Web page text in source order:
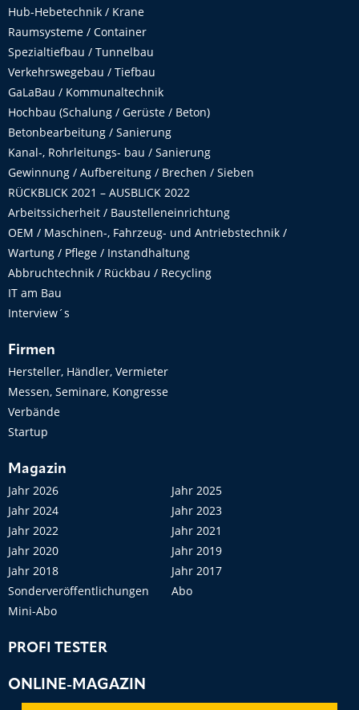
Hub-Hebetechnik / Krane
Raumsysteme / Container
Spezialtiefbau / Tunnelbau
Verkehrswegebau / Tiefbau
GaLaBau / Kommunaltechnik
Hochbau (Schalung / Gerüste / Beton)
Betonbearbeitung / Sanierung
Kanal-, Rohrleitungs- bau / Sanierung
Gewinnung / Aufbereitung / Brechen / Sieben
RÜCKBLICK 2021 – AUSBLICK 2022
Arbeitssicherheit / Baustelleneinrichtung
OEM / Maschinen-, Fahrzeug- und Antriebstechnik /
Wartung / Pflege / Instandhaltung
Abbruchtechnik / Rückbau / Recycling
IT am Bau
Interview´s
Firmen
Hersteller, Händler, Vermieter
Messen, Seminare, Kongresse
Verbände
Startup
Magazin
Jahr 2026
Jahr 2025
Jahr 2024
Jahr 2023
Jahr 2022
Jahr 2021
Jahr 2020
Jahr 2019
Jahr 2018
Jahr 2017
Sonderveröffentlichungen
Abo
Mini-Abo
PROFI TESTER
ONLINE-MAGAZIN